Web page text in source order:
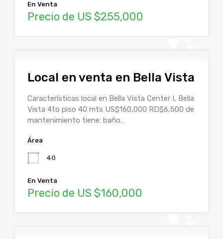
En Venta
Precio de US $255,000
Local en venta en Bella Vista
Características local en Bella Vista Center I, Bella
Vista 4to piso 40 mts US$160,000 RD$6,500 de
mantenimiento tiene: baño…
Área
40
En Venta
Precio de US $160,000